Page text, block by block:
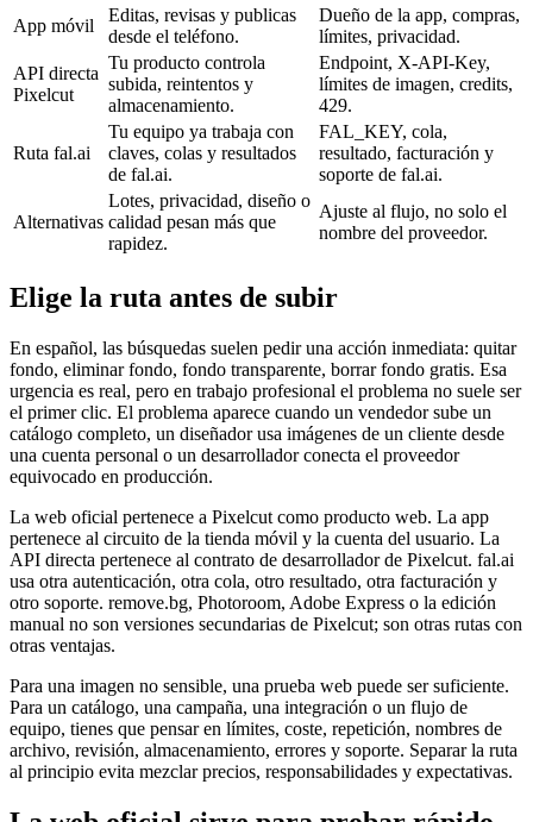
App móvil
Editas, revisas y publicas
desde el teléfono.
Dueño de la app, compras,
límites, privacidad.
API directa
Pixelcut
Tu producto controla
subida, reintentos y
almacenamiento.
Endpoint, X-API-Key,
límites de imagen, credits,
429.
Ruta fal.ai
Tu equipo ya trabaja con
claves, colas y resultados
de fal.ai.
FAL_KEY, cola,
resultado, facturación y
soporte de fal.ai.
Alternativas
Lotes, privacidad, diseño o
calidad pesan más que
rapidez.
Ajuste al flujo, no solo el
nombre del proveedor.
Elige la ruta antes de subir
En español, las búsquedas suelen pedir una acción inmediata: quitar
fondo, eliminar fondo, fondo transparente, borrar fondo gratis. Esa
urgencia es real, pero en trabajo profesional el problema no suele ser
el primer clic. El problema aparece cuando un vendedor sube un
catálogo completo, un diseñador usa imágenes de un cliente desde
una cuenta personal o un desarrollador conecta el proveedor
equivocado en producción.
La web oficial pertenece a Pixelcut como producto web. La app
pertenece al circuito de la tienda móvil y la cuenta del usuario. La
API directa pertenece al contrato de desarrollador de Pixelcut. fal.ai
usa otra autenticación, otra cola, otro resultado, otra facturación y
otro soporte. remove.bg, Photoroom, Adobe Express o la edición
manual no son versiones secundarias de Pixelcut; son otras rutas con
otras ventajas.
Para una imagen no sensible, una prueba web puede ser suficiente.
Para un catálogo, una campaña, una integración o un flujo de
equipo, tienes que pensar en límites, coste, repetición, nombres de
archivo, revisión, almacenamiento, errores y soporte. Separar la ruta
al principio evita mezclar precios, responsabilidades y expectativas.